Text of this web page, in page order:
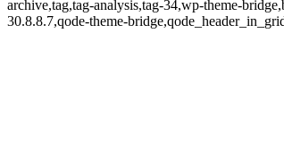
archive,tag,tag-analysis,tag-34,wp-theme-
30.8.8.7,qode-theme-